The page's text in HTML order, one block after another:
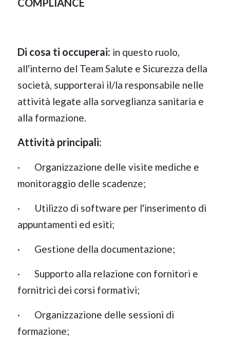
COMPLIANCE
Di cosa ti occuperai: in questo ruolo,
all'interno del Team Salute e Sicurezza della
società, supporterai il/la responsabile nelle
attività legate alla sorveglianza sanitaria e
alla formazione.
Attività principali:
· Organizzazione delle visite mediche e
monitoraggio delle scadenze;
· Utilizzo di software per l'inserimento di
appuntamenti ed esiti;
· Gestione della documentazione;
· Supporto alla relazione con fornitori e
fornitrici dei corsi formativi;
· Organizzazione delle sessioni di
formazione;